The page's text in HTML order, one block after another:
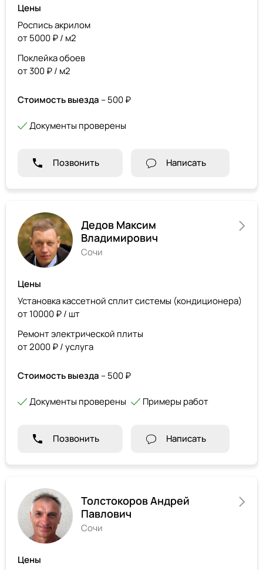
Цены
Роспись акрилом
от 5000 ₽ / м2
Поклейка обоев
от 300 ₽ / м2
Стоимость выезда – 500 ₽
Документы проверены
Позвонить Написать
Дедов Максим
Владимирович
Сочи
Цены
Установка кассетной сплит системы (кондиционера)
от 10000 ₽ / шт
Ремонт электрической плиты
от 2000 ₽ / услуга
Стоимость выезда – 500 ₽
Документы проверены Примеры работ
Позвонить Написать
Толстокоров Андрей
Павлович
Сочи
Цены